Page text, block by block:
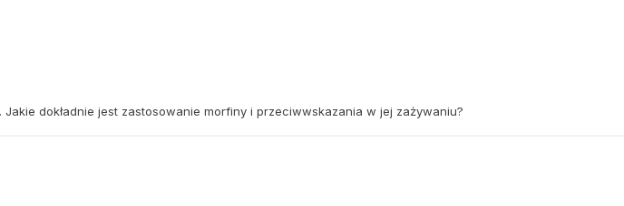
dokładnie jest zastosowanie morfiny i przeciwwskazania w jej zażywaniu?